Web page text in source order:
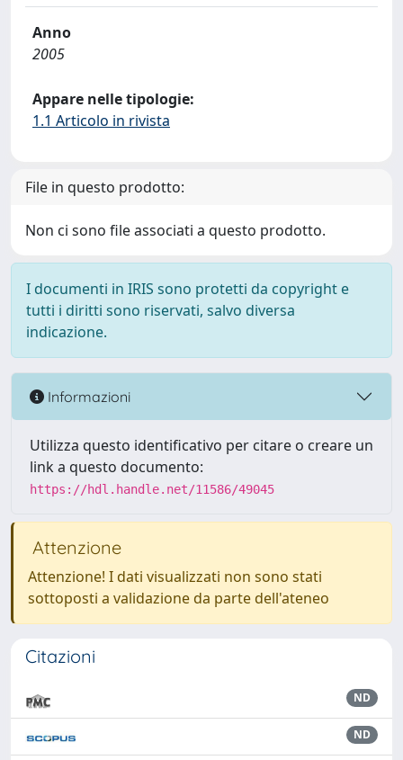
Anno
2005
Appare nelle tipologie:
1.1 Articolo in rivista
File in questo prodotto:
Non ci sono file associati a questo prodotto.
I documenti in IRIS sono protetti da copyright e
tutti i diritti sono riservati, salvo diversa
indicazione.
Informazioni
Utilizza questo identificativo per citare o creare un
link a questo documento:
https://hdl.handle.net/11586/49045
Attenzione
Attenzione! I dati visualizzati non sono stati
sottoposti a validazione da parte dell'ateneo
Citazioni
ND
ND